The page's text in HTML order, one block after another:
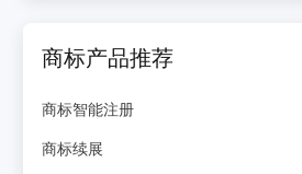
商标产品推荐
商标智能注册
商标续展